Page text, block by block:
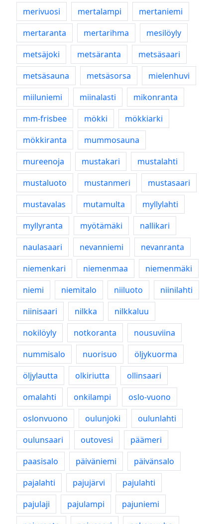
merivuosi
mertalampi
mertaniemi
mertaranta
mertarihma
mesilöyly
metsäjoki
metsäranta
metsäsaari
metsäsauna
metsäsorsa
mielenhuvi
miiluniemi
miinalasti
mikonranta
mm-frisbee
mökki
mökkiarki
mökkiranta
mummosauna
mureenoja
mustakari
mustalahti
mustaluoto
mustanmeri
mustasaari
mustavalas
mutamulta
myllylahti
myllyranta
myötämäki
nallikari
naulasaari
nevanniemi
nevanranta
niemenkari
niemenmaa
niemenmäki
niemi
niemitalo niiluoto
niinilahti
niinisaari
nilkka
nilkkaluu
nokilöyly
notkoranta
nousuviina
nummisalo
nuorisuo
öljykuorma
öljylautta
olkiriutta
ollinsaari
omalahti
onkilampi
oslo-vuono
oslonvuono
oulunjoki
oulunlahti
oulunsaari
outovesi
päämeri
paasisalo
päiväniemi
päivänsalo
pajalahti
pajujärvi
pajulahti
pajulaji
pajulampi
pajuniemi